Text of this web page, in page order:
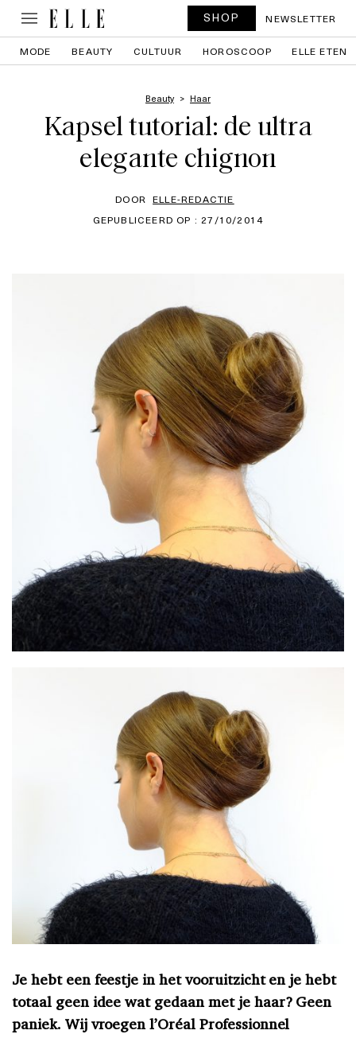
SHOP NEWSLETTER
MODE BEAUTY CULTUUR HOROSCOOP ELLE ETEN
Beauty Haar
Kapsel tutorial: de ultra
elegante chignon
DOOR ELLE-REDACTIE
GEPUBLICEERD OP : 27/10/2014
Je hebt een feestje in het vooruitzicht en je hebt
totaal geen idee wat gedaan met je haar? Geen
paniek. Wij vroegen l’Oréal Professionnel